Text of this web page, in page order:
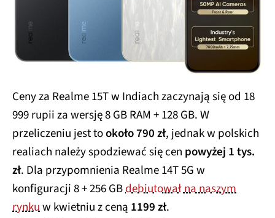
Ceny za Realme 15T w Indiach zaczynają się od 18
999 rupii za wersję 8 GB RAM + 128 GB. W
przeliczeniu jest tookoło 790 zł, jednak w polskich
realiach należy spodziewać się cen powyżej 1 tys.
zł. Dla przypomnienia Realme 14T 5G w
konfiguracji 8 + 256 GBdebiutował na naszym
rynkuw kwietniu z ceną 1199 zł.